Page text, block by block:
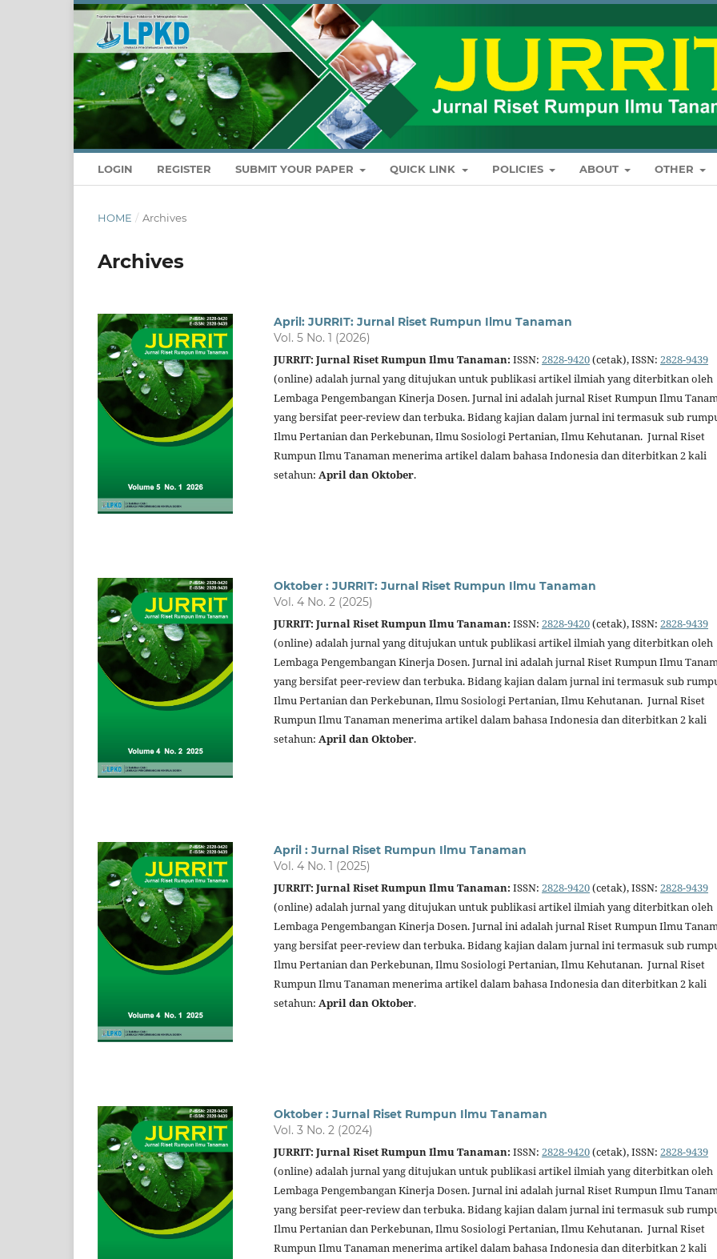
LOGIN REGISTER SUBMIT YOUR PAPER QUICK LINK POLICIES ABOUT OTHER
HOME / Archives
Archives
April: JURRIT: Jurnal Riset Rumpun Ilmu Tanaman
Vol. 5 No. 1 (2026)
JURRIT: Jurnal Riset Rumpun Ilmu Tanaman:ISSN:2828-9420(cetak), ISSN:2828-9439
(online) adalah jurnal yang ditujukan untuk publikasi artikel ilmiah yang diterbitkan oleh
Lembaga Pengembangan Kinerja Dosen. Jurnal ini adalah jurnal Riset Rumpun Ilmu
yang bersifat peer-review dan terbuka. Bidang kajian dalam jurnal ini termasuk sub
Ilmu Pertanian dan Perkebunan, Ilmu Sosiologi Pertanian, Ilmu Kehutanan. Jurnal Riset
Rumpun Ilmu Tanaman menerima artikel dalam bahasa Indonesia dan diterbitkan 2 kali
setahun:April dan Oktober.
Oktober : JURRIT: Jurnal Riset Rumpun Ilmu Tanaman
Vol. 4 No. 2 (2025)
JURRIT: Jurnal Riset Rumpun Ilmu Tanaman:ISSN:2828-9420(cetak), ISSN:2828-9439
(online) adalah jurnal yang ditujukan untuk publikasi artikel ilmiah yang diterbitkan oleh
Lembaga Pengembangan Kinerja Dosen. Jurnal ini adalah jurnal Riset Rumpun Ilmu
yang bersifat peer-review dan terbuka. Bidang kajian dalam jurnal ini termasuk sub
Ilmu Pertanian dan Perkebunan, Ilmu Sosiologi Pertanian, Ilmu Kehutanan. Jurnal Riset
Rumpun Ilmu Tanaman menerima artikel dalam bahasa Indonesia dan diterbitkan 2 kali
setahun:April dan Oktober.
April : Jurnal Riset Rumpun Ilmu Tanaman
Vol. 4 No. 1 (2025)
JURRIT: Jurnal Riset Rumpun Ilmu Tanaman:ISSN:2828-9420(cetak), ISSN:2828-9439
(online) adalah jurnal yang ditujukan untuk publikasi artikel ilmiah yang diterbitkan oleh
Lembaga Pengembangan Kinerja Dosen. Jurnal ini adalah jurnal Riset Rumpun Ilmu
yang bersifat peer-review dan terbuka. Bidang kajian dalam jurnal ini termasuk sub
Ilmu Pertanian dan Perkebunan, Ilmu Sosiologi Pertanian, Ilmu Kehutanan. Jurnal Riset
Rumpun Ilmu Tanaman menerima artikel dalam bahasa Indonesia dan diterbitkan 2 kali
setahun:April dan Oktober.
Oktober : Jurnal Riset Rumpun Ilmu Tanaman
Vol. 3 No. 2 (2024)
JURRIT: Jurnal Riset Rumpun Ilmu Tanaman:ISSN:2828-9420(cetak), ISSN:2828-9439
(online) adalah jurnal yang ditujukan untuk publikasi artikel ilmiah yang diterbitkan oleh
Lembaga Pengembangan Kinerja Dosen. Jurnal ini adalah jurnal Riset Rumpun Ilmu
yang bersifat peer-review dan terbuka. Bidang kajian dalam jurnal ini termasuk sub
Ilmu Pertanian dan Perkebunan, Ilmu Sosiologi Pertanian, Ilmu Kehutanan. Jurnal Riset
Rumpun Ilmu Tanaman menerima artikel dalam bahasa Indonesia dan diterbitkan 2 kali